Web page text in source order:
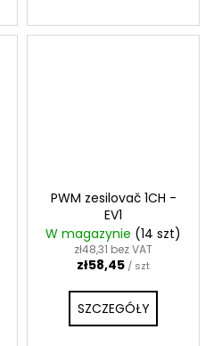
PWM zesilovač 1CH -
EV1
W magazynie (14 szt)
zł48,31 bez VAT
zł58,45 / szt
SZCZEGÓŁY